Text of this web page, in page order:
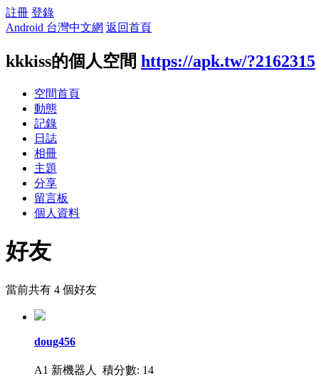
註冊 登錄
Android 台灣中文網 返回首頁
kkkiss的個人空間 https://apk.tw/?2162315
空間首頁
動態
記錄
日誌
相冊
主題
分享
留言板
個人資料
好友
當前共有 4 個好友
doug456
A1 新機器人 積分數: 14